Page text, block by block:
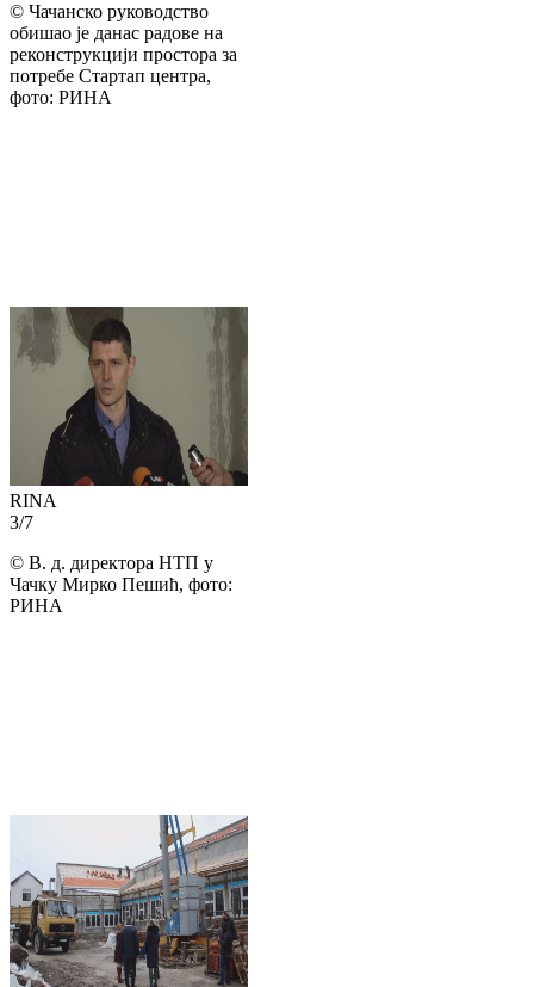
© Чачанско руководство
обишао је данас радове на
реконструкцији простора за
потребе Стартап центра,
фото: РИНА
RINA
3/7
© В. д. директора НТП у
Чачку Мирко Пешић, фото:
РИНА